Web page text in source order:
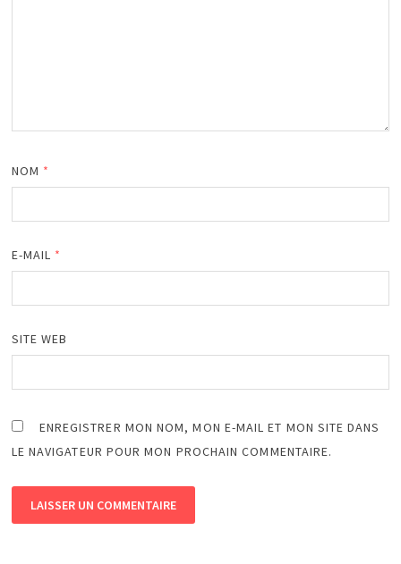
NOM *
E-MAIL *
SITE WEB
ENREGISTRER MON NOM, MON E-MAIL ET MON SITE DANS
LE NAVIGATEUR POUR MON PROCHAIN COMMENTAIRE.